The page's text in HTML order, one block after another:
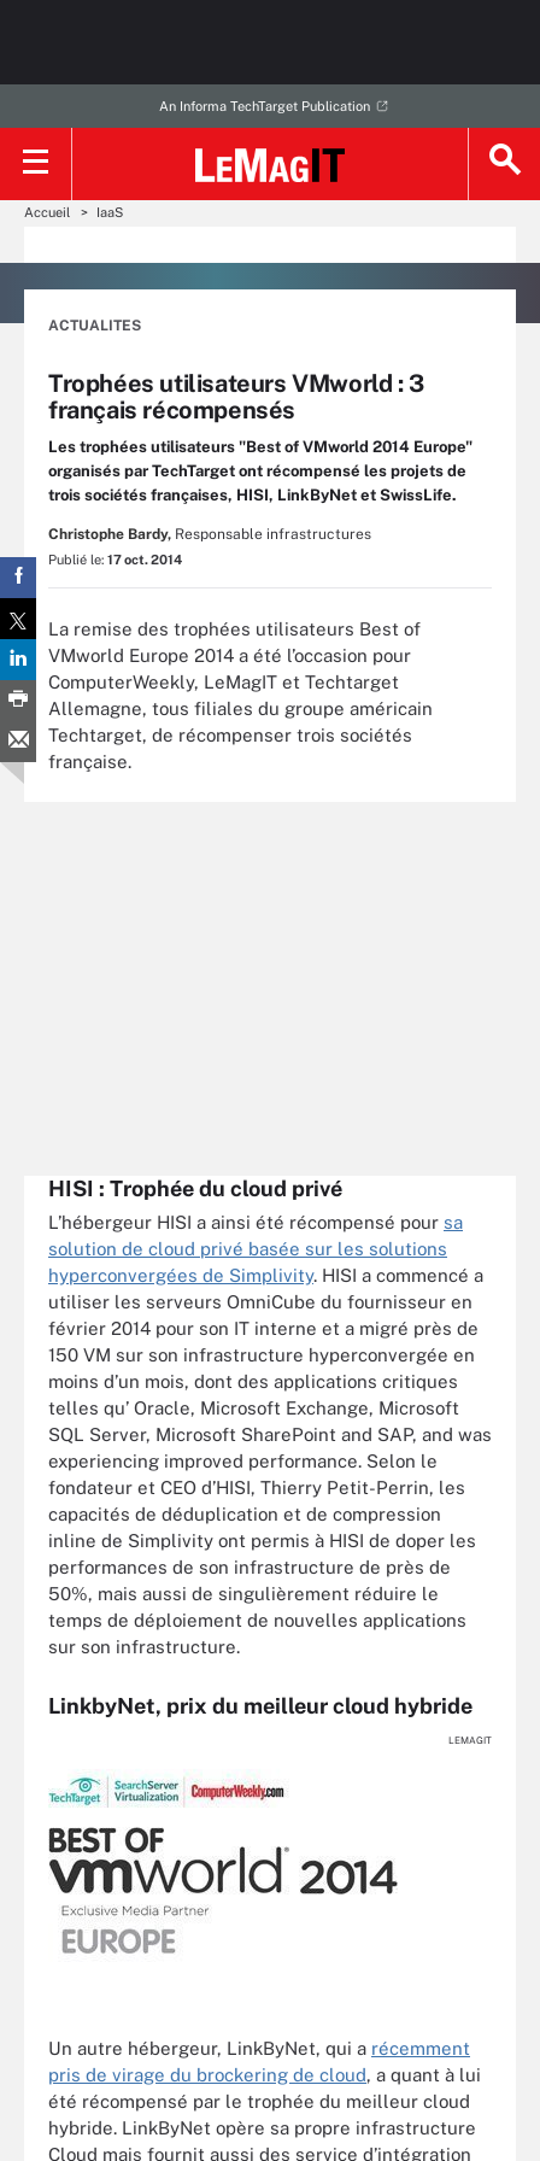
An Informa TechTarget Publication
Accueil IaaS
ACTUALITES
Trophées utilisateurs VMworld : 3
français récompensés
Les trophées utilisateurs "Best of VMworld 2014 Europe"
organisés par TechTarget ont récompensé les projets de
trois sociétés françaises, HISI, LinkByNet et SwissLife.
Christophe Bardy, Responsable infrastructures
Publié le: 17 oct. 2014
La remise des trophées utilisateurs Best of
VMworld Europe 2014 a été l’occasion pour
ComputerWeekly, LeMagIT et Techtarget
Allemagne, tous filiales du groupe américain
Techtarget, de récompenser trois sociétés
française.
HISI : Trophée du cloud privé
L’hébergeur HISI a ainsi été récompensé pour sa
solution de cloud privé basée sur les solutions
hyperconvergées de Simplivity. HISI a commencé a
utiliser les serveurs OmniCube du fournisseur en
février 2014 pour son IT interne et a migré près de
150 VM sur son infrastructure hyperconvergée en
moins d’un mois, dont des applications critiques
telles qu’ Oracle, Microsoft Exchange, Microsoft
SQL Server, Microsoft SharePoint and SAP, and was
experiencing improved performance. Selon le
fondateur et CEO d’HISI, Thierry Petit-Perrin, les
capacités de déduplication et de compression
inline de Simplivity ont permis à HISI de doper les
performances de son infrastructure de près de
50%, mais aussi de singulièrement réduire le
temps de déploiement de nouvelles applications
sur son infrastructure.
LinkbyNet, prix du meilleur cloud hybride
LEMAGIT
Un autre hébergeur, LinkByNet, qui a récemment
pris de virage du brockering de cloud, a quant à lui
été récompensé par le trophée du meilleur cloud
hybride. LinkByNet opère sa propre infrastructure
Cloud mais fournit aussi des service d’intégration